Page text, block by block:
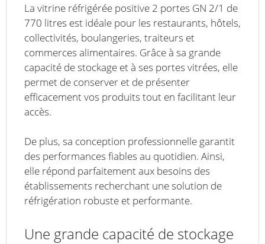
La vitrine réfrigérée positive 2 portes GN 2/1 de
770 litres est idéale pour les restaurants, hôtels,
collectivités, boulangeries, traiteurs et
commerces alimentaires. Grâce à sa grande
capacité de stockage et à ses portes vitrées, elle
permet de conserver et de présenter
efficacement vos produits tout en facilitant leur
accès.
De plus, sa conception professionnelle garantit
des performances fiables au quotidien. Ainsi,
elle répond parfaitement aux besoins des
établissements recherchant une solution de
réfrigération robuste et performante.
Une grande capacité de stockage